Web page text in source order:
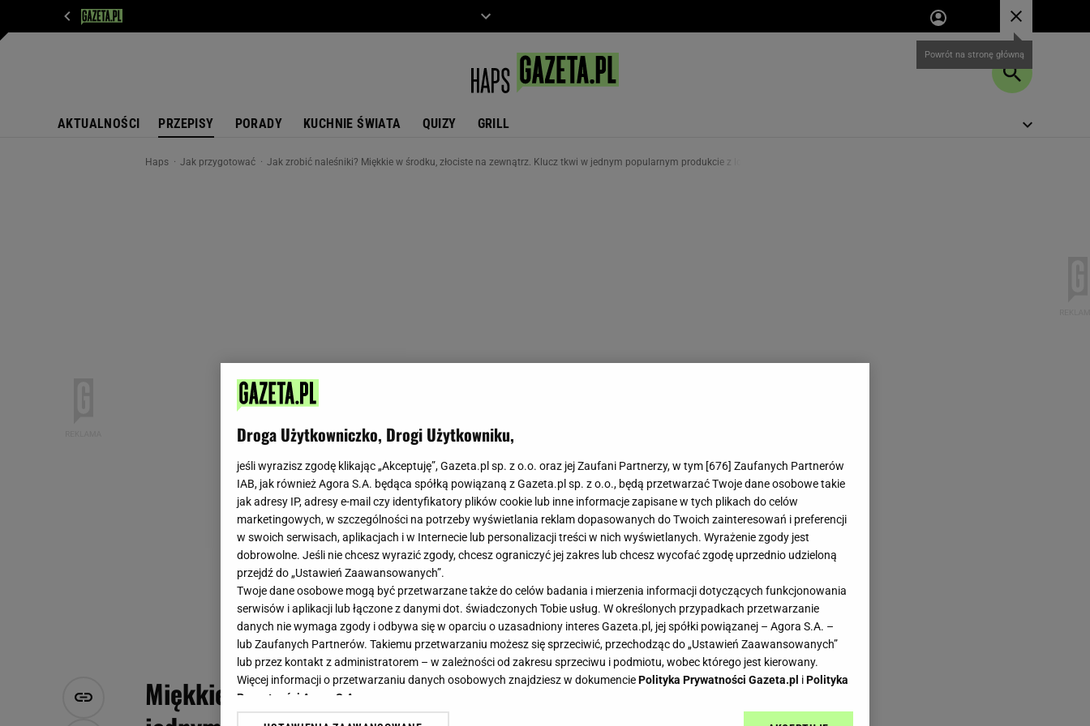
Powrót na stronę główną
AKTUALNOŚCI PRZEPISY PORADY KUCHNIE ŚWIATA QUIZY GRILL
Haps Jak przygotować Jak zrobić naleśniki? Miękkie w środku, złociste na zewnątrz. Klucz tkwi w jednym popularnym produkcie z lodówki
Miękkie w środku, złociste na zewnątrz. Klucz tkwi w
Droga Użytkowniczko, Drogi Użytkowniku,
jeśli wyrazisz zgodę klikając „Akceptuję”, Gazeta.pl sp. z o.o. oraz jej Zaufani Partnerzy, w tym [676] Zaufanych Partnerów
IAB, jak również Agora S.A. będąca spółką powiązaną z Gazeta.pl sp. z o.o., będą przetwarzać Twoje dane osobowe takie
jak adresy IP, adresy e-mail czy identyfikatory plików cookie lub inne informacje zapisane w tych plikach do celów
marketingowych, w szczególności na potrzeby wyświetlania reklam dopasowanych do Twoich zainteresowań i preferencji
w swoich serwisach, aplikacjach i w Internecie lub personalizacji treści w nich wyświetlanych. Wyrażenie zgody jest
dobrowolne. Jeśli nie chcesz wyrazić zgody, chcesz ograniczyć jej zakres lub chcesz wycofać zgodę uprzednio udzieloną
przejdź do „Ustawień Zaawansowanych”.
Twoje dane osobowe mogą być przetwarzane także do celów badania i mierzenia informacji dotyczących funkcjonowania
serwisów i aplikacji lub łączone z danymi dot. świadczonych Tobie usług. W określonych przypadkach przetwarzanie
danych nie wymaga zgody i odbywa się w oparciu o uzasadniony interes Gazeta.pl, jej spółki powiązanej – Agora S.A. –
lub Zaufanych Partnerów. Takiemu przetwarzaniu możesz się sprzeciwić, przechodząc do „Ustawień Zaawansowanych”
lub przez kontakt z administratorem – w zależności od zakresu sprzeciwu i podmiotu, wobec którego jest kierowany.
Więcej informacji o przetwarzaniu danych osobowych znajdziesz w dokumenciePolityka Prywatności Gazeta.pl iPolityka
Prywatności Agora S.A.